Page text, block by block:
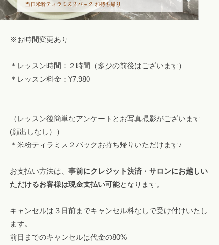
※お時間変更あり
＊レッスン時間：２時間（多少の前後はございます）
＊レッスン料金：¥7,980
（レッスン後簡単なアンケートとお写真撮影がございます
(顔出しなし））
＊米粉ティラミス２パックお持ち帰りいただけます♪
お支払い方法は、 事前にクレジット決済 ・ サロンにお越しい
ただけるお客様は現金支払い可能となります。
キャンセルは３日前までキャンセル料なしで受け付けいたし
ます。
前日までのキャンセルは代金の80%